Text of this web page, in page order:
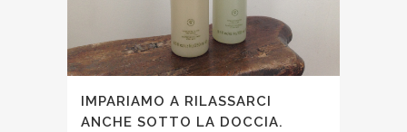
IMPARIAMO A RILASSARCI
ANCHE SOTTO LA DOCCIA.